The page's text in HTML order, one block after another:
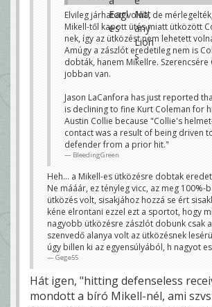
Elvileg járhatott volna, de
Mikell-től kapott ütés miatt ütközött
nek, így az ütközést nem lehetett
Amúgy a zászlót eredetileg nem is
dobták, hanem Mikellre. Szerencsére
jobban van.
Jason LaCanfora has just reported
is declining to fine Kurt Coleman for
Austin Collie because "Collie's
contact was a result of being driven
defender from a prior hit."
BleedingGreen
Heh... a Mikell-es ütközésre dobtak
Ne mááár, ez tényleg vicc, az meg 100%-
ütközés volt, sisakjához hozzá se ért
kéne elrontani ezzel ezt a sportot, hogy
nagyobb ütközésre zászlót dobunk csak
szenvedő alanya volt az ütközésnek
úgy billen ki az egyensúlyából, h nagyot
Gege55
Hát igen, "hitting defenseless
mondott a bíró Mikell-nél, ami